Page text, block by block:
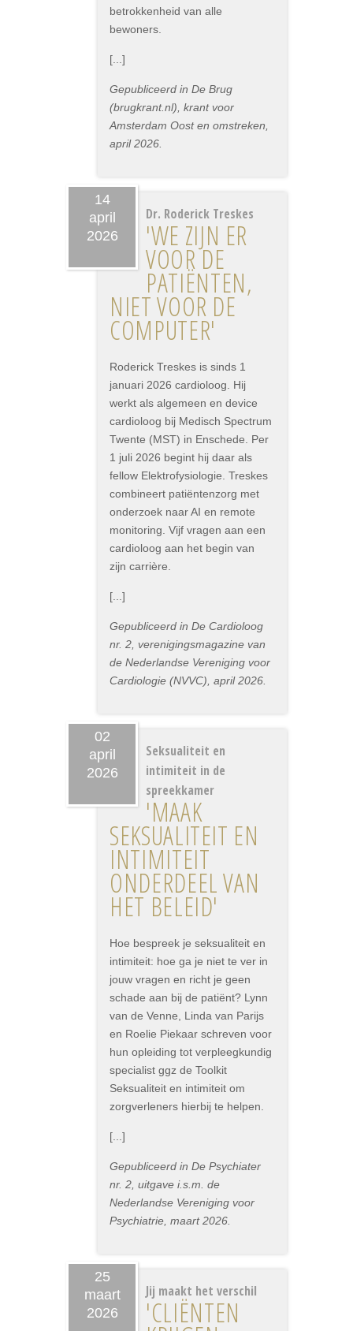
betrokkenheid van alle
bewoners.
[...]
Gepubliceerd in De Brug
(brugkrant.nl), krant voor
Amsterdam Oost en omstreken,
april 2026.
14
april
2026
Dr. Roderick Treskes
'WE ZIJN ER
VOOR DE
PATIËNTEN,
NIET VOOR DE
COMPUTER'
Roderick Treskes is sinds 1
januari 2026 cardioloog. Hij
werkt als algemeen en device
cardioloog bij Medisch Spectrum
Twente (MST) in Enschede. Per
1 juli 2026 begint hij daar als
fellow Elektrofysiologie. Treskes
combineert patiëntenzorg met
onderzoek naar AI en remote
monitoring. Vijf vragen aan een
cardioloog aan het begin van
zijn carrière.
[...]
Gepubliceerd in De Cardioloog
nr. 2, verenigingsmagazine van
de Nederlandse Vereniging voor
Cardiologie (NVVC), april 2026.
02
april
2026
Seksualiteit en
intimiteit in de
spreekkamer
'MAAK
SEKSUALITEIT EN
INTIMITEIT
ONDERDEEL VAN
HET BELEID'
Hoe bespreek je seksualiteit en
intimiteit: hoe ga je niet te ver in
jouw vragen en richt je geen
schade aan bij de patiënt? Lynn
van de Venne, Linda van Parijs
en Roelie Piekaar schreven voor
hun opleiding tot verpleegkundig
specialist ggz de Toolkit
Seksualiteit en intimiteit om
zorgverleners hierbij te helpen.
[...]
Gepubliceerd in De Psychiater
nr. 2, uitgave i.s.m. de
Nederlandse Vereniging voor
Psychiatrie, maart 2026.
25
maart
2026
Jij maakt het verschil
'CLIËNTEN